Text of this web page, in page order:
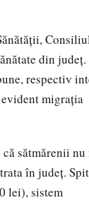
din
respectiv
migraţia
sătmărenii nu
în judeţ.
lei), sistem